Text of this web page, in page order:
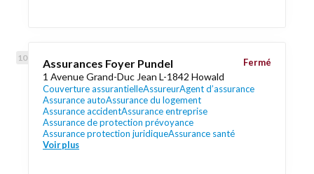
Assurances Foyer Pundel
1 Avenue Grand-Duc Jean L-1842 Howald
Couverture assurantielleAssureurAgent d’assurance
Assurance autoAssurance du logement
Assurance accidentAssurance entreprise
Assurance de protection prévoyance
Assurance protection juridiqueAssurance santé
Voir plus
Fermé